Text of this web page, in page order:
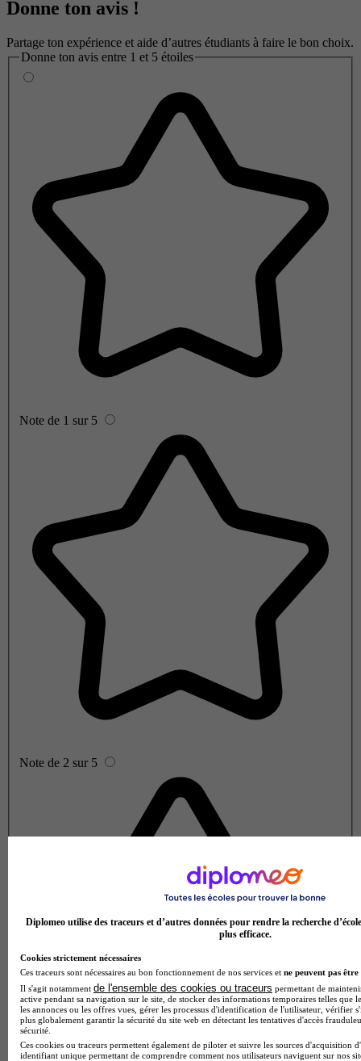
Donne ton avis !
Partage ton expérience et aide d’autres étudiants à faire le bon choix.
Donne ton avis entre 1 et 5 étoiles
Note de 1 sur 5
Note de 2 sur 5
Diplomeo utilise des traceurs et d’autres données pour rendre la recherche
plus efficace.
Cookies strictement nécessaires
Ces traceurs sont nécessaires au bon fonctionnement de nos services et ne peuvent pas être
Il s'agit notamment de l'ensemble des cookies ou traceurs permettant de
active pendant sa navigation sur le site, de stocker des informations temporaires telles que
les annonces ou les offres vues, gérer les processus d'identification de l'utilisateur, vérifier
plus globalement garantir la sécurité du site web en détectant les tentatives d'accès
sécurité.
Ces cookies ou traceurs permettent également de piloter et suivre les sources d'acquisition
identifiant unique permettant de comprendre comment nos utilisateurs naviguent sur nos